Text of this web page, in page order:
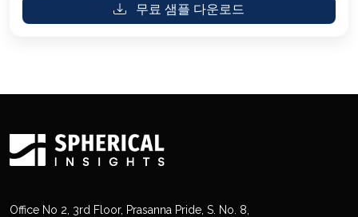
무료 샘플 다운로드
Office No 2, 3rd Floor, Prasanna Pride, S. No. 8,